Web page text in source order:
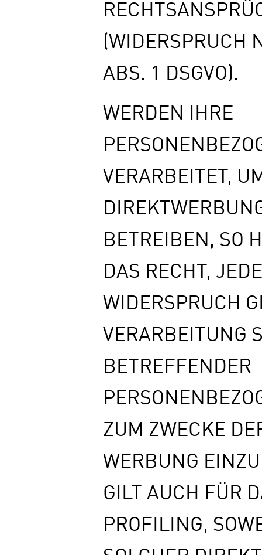
(WIDERSPRUCH
ABS. 1 DSGVO).
WERDEN IHRE
VERARBEITET,
BETREIBEN, SO
DAS RECHT,
WIDERSPRUCH
VERARBEITUNG
BETREFFENDER
ZUM ZWECKE
WERBUNG
GILT AUCH FÜR
PROFILING,